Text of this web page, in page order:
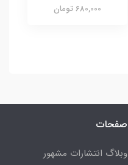
680,000 تومان
صفحات
وبلاگ انتشارات مشهور